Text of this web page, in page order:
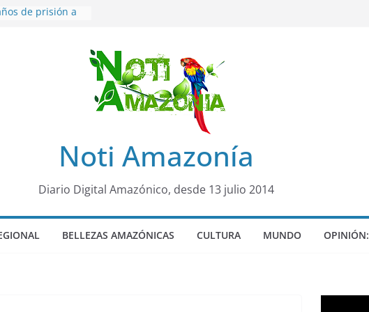
de prisión a
dormir mal en
Panamazónico, d
de la Amazonía
Noti Amazonía
Diario Digital Amazónico, desde 13 julio 2014
BELLEZAS AMAZÓNICAS CULTURA MUNDO OPINIÓN: